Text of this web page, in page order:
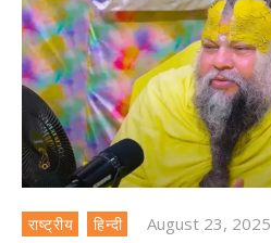
राष्ट्रीय हिन्दी August 23, 2025